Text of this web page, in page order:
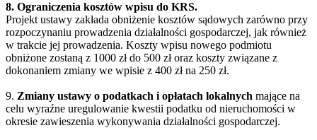
8. Ograniczenia kosztów wpisu do KRS.
Projekt ustawy zakłada obniżenie kosztów sądowych zarówno przy
rozpoczynaniu prowadzenia działalności gospodarczej, jak również
w trakcie jej prowadzenia. Koszty wpisu nowego podmiotu
obniżone zostaną z 1000 zł do 500 zł oraz koszty związane z
dokonaniem zmiany we wpisie z 400 zł na 250 zł.
9. Zmiany ustawy o podatkach i opłatach lokalnych mające na
celu wyraźne uregulowanie kwestii podatku od nieruchomości w
okresie zawieszenia wykonywania działalności gospodarczej.